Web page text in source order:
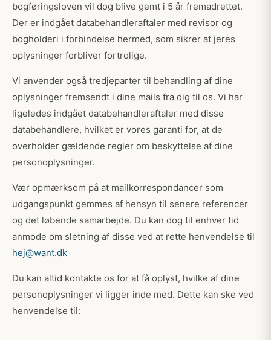
bogføringsloven vil dog blive gemt i 5 år fremadrettet.
Der er indgået databehandleraftaler med revisor og
bogholderi i forbindelse hermed, som sikrer at jeres
oplysninger forbliver fortrolige.
Vi anvender også tredjeparter til behandling af dine
oplysninger fremsendt i dine mails fra dig til os. Vi har
ligeledes indgået databehandleraftaler med disse
databehandlere, hvilket er vores garanti for, at de
overholder gældende regler om beskyttelse af dine
personoplysninger.
Vær opmærksom på at mailkorrespondancer som
udgangspunkt gemmes af hensyn til senere referencer
og det løbende samarbejde. Du kan dog til enhver tid
anmode om sletning af disse ved at rette henvendelse til
hej@want.dk
Du kan altid kontakte os for at få oplyst, hvilke af dine
personoplysninger vi ligger inde med. Dette kan ske ved
henvendelse til: